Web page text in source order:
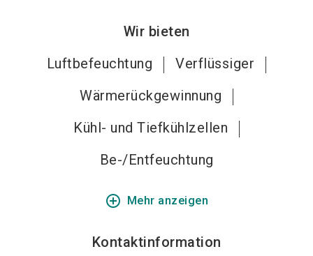
Wir bieten
Luftbefeuchtung
Verflüssiger
Wärmerückgewinnung
Kühl- und Tiefkühlzellen
Be-/Entfeuchtung
add_circle_outline Mehr anzeigen
Kontaktinformation